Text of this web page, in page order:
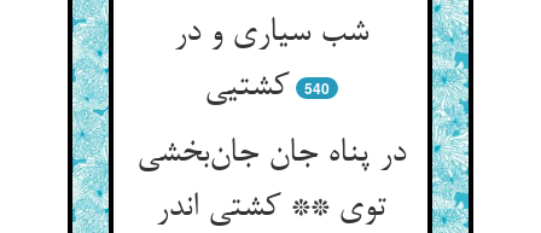
شب سیاری و در
کشتیی
540
در پناه جان جان‌بخشی
توی ** کشتی اندر